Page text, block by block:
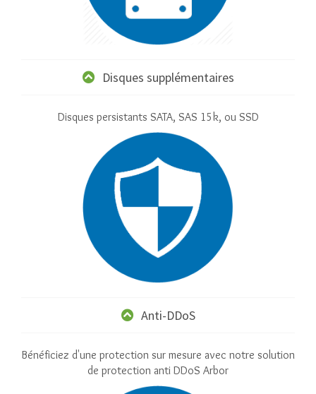
Disques supplémentaires
Disques persistants SATA, SAS 15k, ou SSD
Anti-DDoS
Bénéficiez d'une protection sur mesure avec notre solution
de protection anti DDoS Arbor